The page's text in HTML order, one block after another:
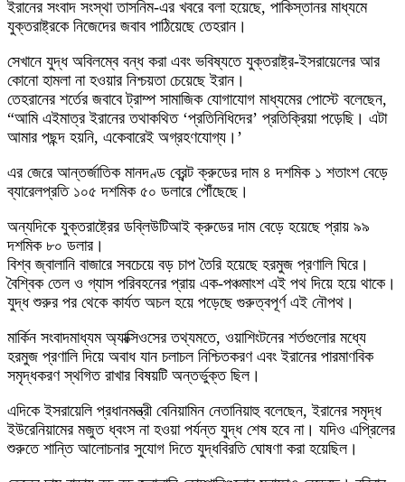
ইরানের সংবাদ সংস্থা তাসনিম-এর খবরে বলা হয়েছে, পাকিস্তানর মাধ্যমে
যুক্তরাষ্ট্রকে নিজেদের জবাব পাঠিয়েছে তেহরান।
সেখানে যুদ্ধ অবিলম্বে বন্ধ করা এবং ভবিষ্যতে যুক্তরাষ্ট্র-ইসরায়েলের আর
কোনো হামলা না হওয়ার নিশ্চয়তা চেয়েছে ইরান।
তেহরানের শর্তের জবাবে ট্রাম্প সামাজিক যোগাযোগ মাধ্যমের পোস্টে বলেছেন,
“আমি এইমাত্র ইরানের তথাকথিত ‘প্রতিনিধিদের’ প্রতিক্রিয়া পড়েছি। এটা
আমার পছন্দ হয়নি, একেবারেই অগ্রহণযোগ্য।’
এর জেরে আন্তর্জাতিক মানদণ্ড ব্রেন্ট ক্রুডের দাম ৪ দশমিক ১ শতাংশ বেড়ে
ব্যারেলপ্রতি ১০৫ দশমিক ৫০ ডলারে পৌঁছেছে।
অন্যদিকে যুক্তরাষ্ট্রের ডব্লিউটিআই ক্রুডের দাম বেড়ে হয়েছে প্রায় ৯৯
দশমিক ৮০ ডলার।
বিশ্ব জ্বালানি বাজারে সবচেয়ে বড় চাপ তৈরি হয়েছে হরমুজ প্রণালি ঘিরে।
বৈশ্বিক তেল ও গ্যাস পরিবহনের প্রায় এক-পঞ্চমাংশ এই পথ দিয়ে হয়ে থাকে।
যুদ্ধ শুরুর পর থেকে কার্যত অচল হয়ে পড়েছে গুরুত্বপূর্ণ এই নৌপথ।
মার্কিন সংবাদমাধ্যম অ্যাক্সিওসের তথ্যমতে, ওয়াশিংটনের শর্তগুলোর মধ্যে
হরমুজ প্রণালি দিয়ে অবাধ যান চলাচল নিশ্চিতকরণ এবং ইরানের পারমাণবিক
সমৃদ্ধকরণ স্থগিত রাখার বিষয়টি অন্তর্ভুক্ত ছিল।
এদিকে ইসরায়েলি প্রধানমন্ত্রী বেনিয়ামিন নেতানিয়াহু বলেছেন, ইরানের সমৃদ্ধ
ইউরেনিয়ামের মজুত ধ্বংস না হওয়া পর্যন্ত যুদ্ধ শেষ হবে না। যদিও এপ্রিলের
শুরুতে শান্তি আলোচনার সুযোগ দিতে যুদ্ধবিরতি ঘোষণা করা হয়েছিল।